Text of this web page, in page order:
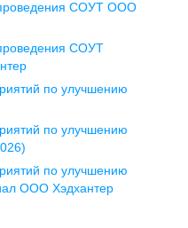
проведения СОУТ ООО
СОУТ
по улучшению
по улучшению
по улучшению
ООО Хэдхантер